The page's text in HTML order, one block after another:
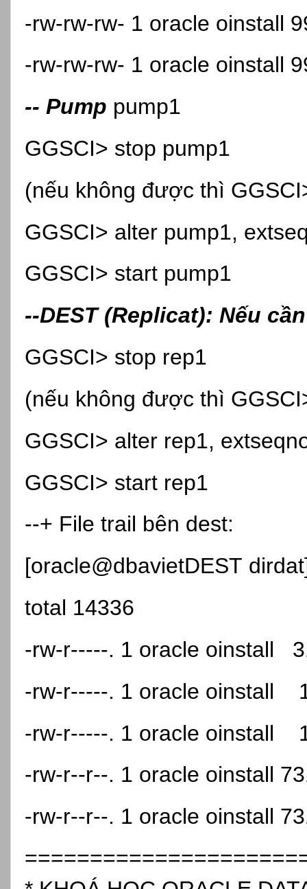
-rw-rw-rw- 1 oracle oinstall
-rw-rw-rw- 1 oracle oinstall
-- Pump pump1
GGSCI> stop pump1
(nếu không được thì
GGSCI> alter pump1,
GGSCI> start pump1
--DEST (Replicat): Nếu
GGSCI> stop rep1
(nếu không được thì
GGSCI> alter rep1,
GGSCI> start rep1
--+ File trail bên dest:
[oracle@dbavietDEST
total 14336
-rw-r-----. 1 oracle oinstall
-rw-r-----. 1 oracle oinstall
-rw-r-----. 1 oracle oinstall
-rw-r--r--. 1 oracle oinstall
-rw-r--r--. 1 oracle oinstall